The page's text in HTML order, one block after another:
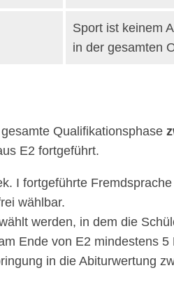
Sport ist keinem
in der gesamten
Qualifikationsphase
E2 fortgeführt.
I fortgeführte
wählbar.
werden, in dem die
Ende von E2 mindestens 5
in die Abiturwertung